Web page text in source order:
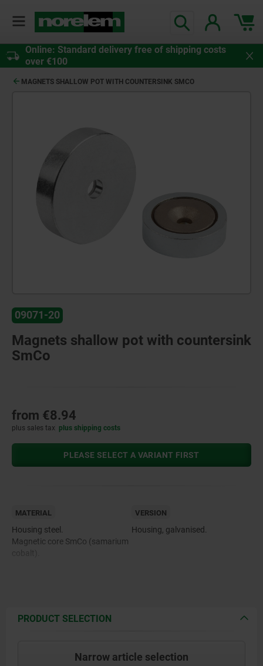
Online: Standard delivery free of shipping costs
over €100
MAGNETS SHALLOW POT WITH COUNTERSINK SMCO
09071-20
Magnets shallow pot with countersink
SmCo
from €8.94
plus sales tax plus shipping costs
PLEASE SELECT A VARIANT FIRST
MATERIAL
Housing steel.
Magnetic core SmCo (samarium
VERSION
Housing, galvanised.
PRODUCT SELECTION
Narrow article selection